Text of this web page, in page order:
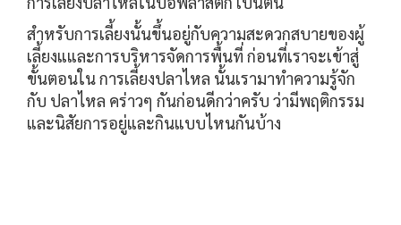
สำหรับการเลี้ยงนั้นขึ้นอยู่กับความสะดวกสบายของผู้
เลี้ยงแและการบริหารจัดการพื้นที่ ก่อนที่เราจะเข้าสู่
ขั้นตอนใน การเลี้ยงปลาไหล นั้นเรามาทำความรู้จัก
กับ ปลาไหล คร่าวๆ กันก่อนดีกว่าครับ ว่ามีพฤติกรรม
และนิสัยการอยู่และกินแบบไหนกันบ้าง